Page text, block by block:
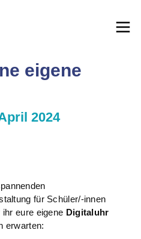
eigene
2024
für Schüler/-innen
eure eigene Digitaluhr
erwarten: